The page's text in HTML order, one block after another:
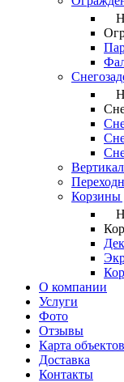
Корзины
О компании
Услуги
Фото
Отзывы
Карта объектов
Доставка
Контакты